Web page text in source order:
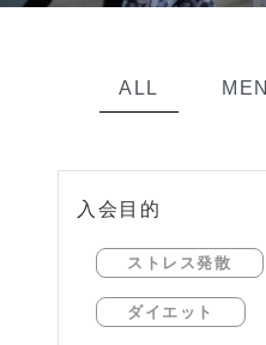
ALL MEN
入会目的
ストレス発散
ダイエット